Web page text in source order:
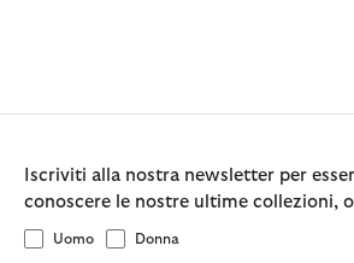
Iscriviti alla nostra newsletter per
conoscere le nostre ultime collezioni,
Uomo Donna